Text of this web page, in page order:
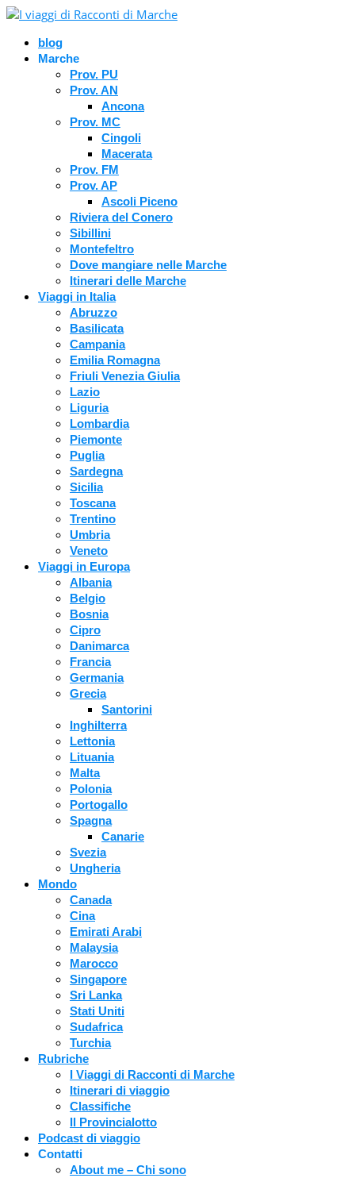
blog
Marche
Prov. PU
Prov. AN
Ancona
Prov. MC
Cingoli
Macerata
Prov. FM
Prov. AP
Ascoli Piceno
Riviera del Conero
Sibillini
Montefeltro
Dove mangiare nelle Marche
Itinerari delle Marche
Viaggi in Italia
Abruzzo
Basilicata
Campania
Emilia Romagna
Friuli Venezia Giulia
Lazio
Liguria
Lombardia
Piemonte
Puglia
Sardegna
Sicilia
Toscana
Trentino
Umbria
Veneto
Viaggi in Europa
Albania
Belgio
Bosnia
Cipro
Danimarca
Francia
Germania
Grecia
Santorini
Inghilterra
Lettonia
Lituania
Malta
Polonia
Portogallo
Spagna
Canarie
Svezia
Ungheria
Mondo
Canada
Cina
Emirati Arabi
Malaysia
Marocco
Singapore
Sri Lanka
Stati Uniti
Sudafrica
Turchia
Rubriche
I Viaggi di Racconti di Marche
Itinerari di viaggio
Classifiche
Il Provincialotto
Podcast di viaggio
Contatti
About me – Chi sono